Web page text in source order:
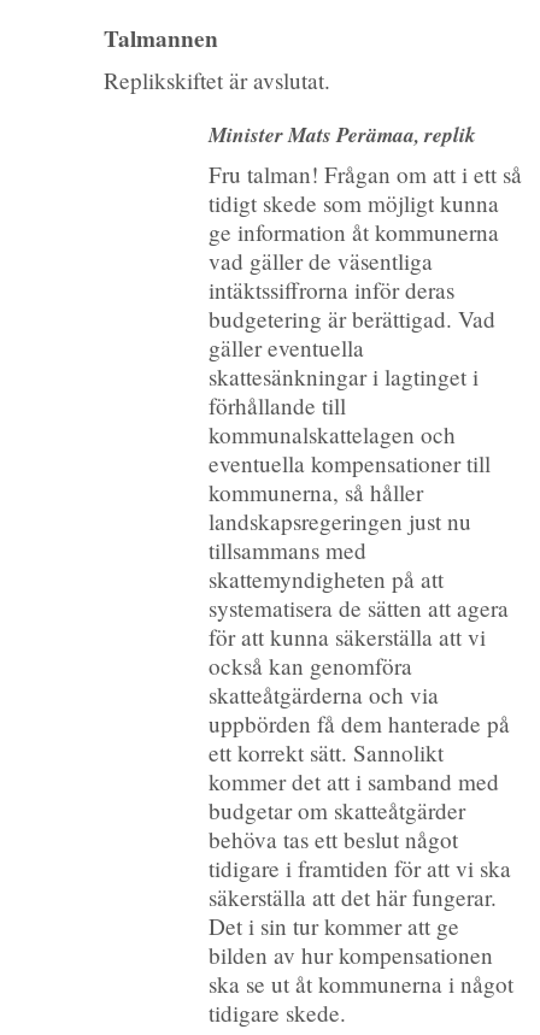
Talmannen
Replikskiftet är avslutat.
Minister Mats Perämaa, replik
Fru talman! Frågan om att i ett så
tidigt skede som möjligt kunna
ge information åt kommunerna
vad gäller de väsentliga
intäktssiffrorna inför deras
budgetering är berättigad. Vad
gäller eventuella
skattesänkningar i lagtinget i
förhållande till
kommunalskattelagen och
eventuella kompensationer till
kommunerna, så håller
landskapsregeringen just nu
tillsammans med
skattemyndigheten på att
systematisera de sätten att agera
för att kunna säkerställa att vi
också kan genomföra
skatteåtgärderna och via
uppbörden få dem hanterade på
ett korrekt sätt. Sannolikt
kommer det att i samband med
budgetar om skatteåtgärder
behöva tas ett beslut något
tidigare i framtiden för att vi ska
säkerställa att det här fungerar.
Det i sin tur kommer att ge
bilden av hur kompensationen
ska se ut åt kommunerna i något
tidigare skede.